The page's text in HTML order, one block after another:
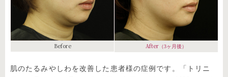
Before After （3ヶ月後）
肌のたるみやしわを改善した患者様の症例です。「トリニ